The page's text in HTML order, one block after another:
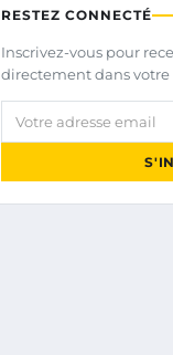
RESTEZ CONNECTÉ
Inscrivez-vous pour
directement dans
Votre adresse email